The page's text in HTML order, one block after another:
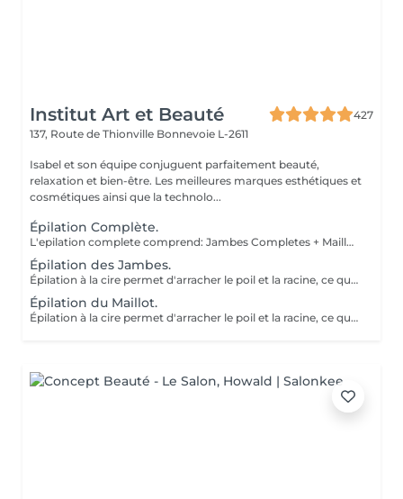
Institut Art et Beauté
427
137, Route de Thionville Bonnevoie L-2611
Isabel et son équipe conjuguent parfaitement beauté,
relaxation et bien-être. Les meilleures marques esthétiques et
cosmétiques ainsi que la technolo...
Épilation Complète.
L'epilation complete comprend: Jambes Completes + Maillot intégral + Aisselles + Sourcils + Duvet Épilation à la cire permet d'arracher le poil et la racine, ce qui a pour effet de ralentir la repousse de quelques semaines. De plus, le poil qui repoussera sera plus fin. L'épilation à la cire est une méthode efficace pour tous les types de poils. La cire tiède est utilisée sur la majorité des régions corporelles. Pour les régions plus sensibles, comme les aisselles et le bikini, c'est plutôt la cire chaude qui est utilisée afin de minimiser les risques d'ecchymoses dus à une traction trop forte.
Épilation des Jambes.
Épilation à la cire permet d'arracher le poil et la racine, ce qui a pour effet de ralentir la repousse de quelques semaines. De plus, le poil qui repoussera sera plus fin. L'épilation à la cire est une méthode efficace pour tous les types de poils. La cire tiède est utilisée sur la majorité des régions corporelles. Pour les régions plus sensibles, comme les aisselles et le bikini, c'est plutôt la cire chaude qui est utilisée afin de minimiser les risques d'ecchymoses dus à une traction trop forte.
Épilation du Maillot.
Épilation à la cire permet d'arracher le poil et la racine, ce qui a pour effet de ralentir la repousse de quelques semaines. De plus, le poil qui repoussera sera plus fin. L'épilation à la cire est une méthode efficace pour tous les types de poils. La cire tiède est utilisée sur la majorité des régions corporelles. Pour les régions plus sensibles, comme les aisselles et le bikini, c'est plutôt la cire chaude qui est utilisée afin de minimiser les risques d'ecchymoses dus à une traction trop forte.